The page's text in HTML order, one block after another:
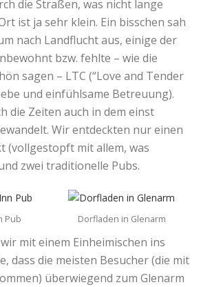
die Straßen, was nicht lange
ist ja sehr klein. Ein bisschen sah
nach Landflucht aus, einige der
bzw. fehlte – wie die
sagen – LTC (“Love and Tender
und einfühlsame Betreuung).
die Zeiten auch in dem einst
Wir entdeckten nur einen
(vollgestopft mit allem, was
zwei traditionelle Pubs.
Dorfladen in Glenarm
Pub
mit einem Einheimischen ins
dass die meisten Besucher (die mit
überwiegend zum Glenarm